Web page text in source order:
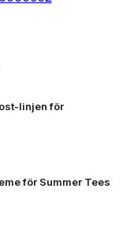
linjen för
för Summer Tees